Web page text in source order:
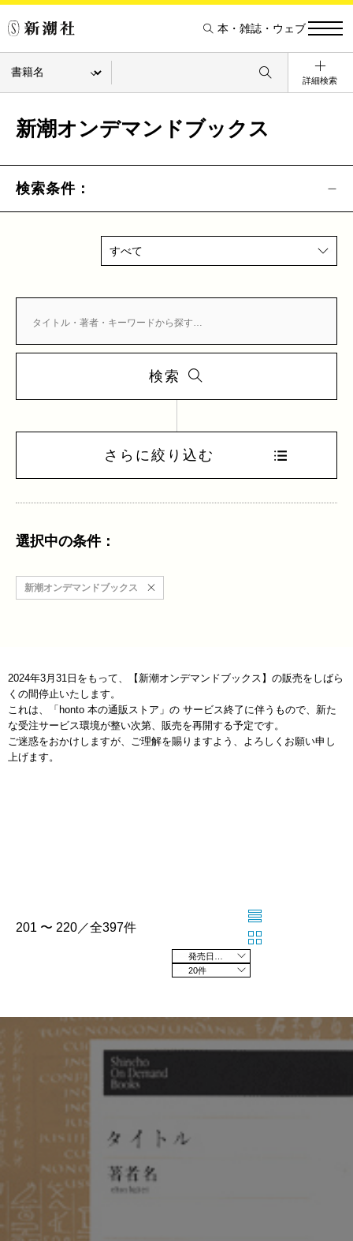
本・雑誌・ウェブ
詳細検索
新潮オンデマンドブックス
検索条件：
すべて
検索
さらに絞り込む
選択中の条件：
新潮オンデマンドブックス
2024年3月31日をもって、【新潮オンデマンドブックス】の販売をしばら
くの間停止いたします。
これは、「honto 本の通販ストア」の サービス終了に伴うもので、新た
な受注サービス環境が整い次第、販売を再開する予定です。
ご迷惑をおかけしますが、ご理解を賜りますよう、よろしくお願い申し
上げます。
201 〜 220／全397件
20件